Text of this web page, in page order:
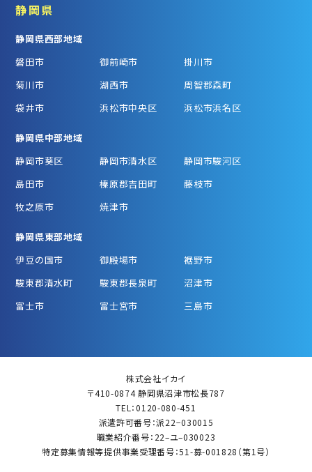
静岡県
静岡県西部地域
磐田市
御前崎市
掛川市
菊川市
湖西市
周智郡森町
袋井市
浜松市中央区 浜松市浜名区
静岡県中部地域
静岡市葵区
静岡市清水区
静岡市駿河区
島田市
榛原郡吉田町
藤枝市
牧之原市
焼津市
静岡県東部地域
伊豆の国市
御殿場市
裾野市
駿東郡清水町
駿東郡長泉町
沼津市
富士市
富士宮市 三島市
株式会社イカイ
〒410-0874 静岡県沼津市松長787
TEL：0120-080-451
派遣許可番号：派22−030015
職業紹介番号：22–ユ–030023
特定募集情報等提供事業受理番号：51-募-001828（第1号）